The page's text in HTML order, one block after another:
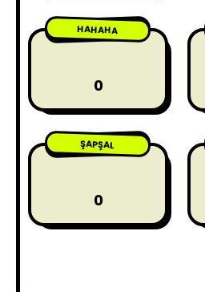
HAHAHA
0
ŞAPŞAL
0